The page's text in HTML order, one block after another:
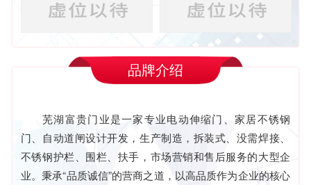
品牌介绍
芜湖富贵门业是一家专业电动伸缩门、家居不锈钢
门、自动道闸设计开发，生产制造，拆装式、没需焊接、
不锈钢护栏、围栏、扶手，市场营销和售后服务的大型企
业。秉承“品质诚信”的营商之道，以高品质作为企业的核心